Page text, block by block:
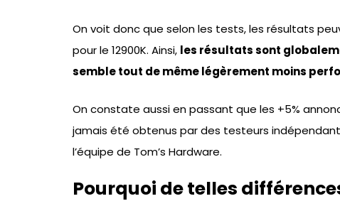
On voit donc que selon les tests, les résultats
pour le 12900K. Ainsi, les résultats sont
semble tout de même légèrement moins
On constate aussi en passant que les +5%
jamais été obtenus par des testeurs
l’équipe de Tom’s Hardware.
Pourquoi de telles